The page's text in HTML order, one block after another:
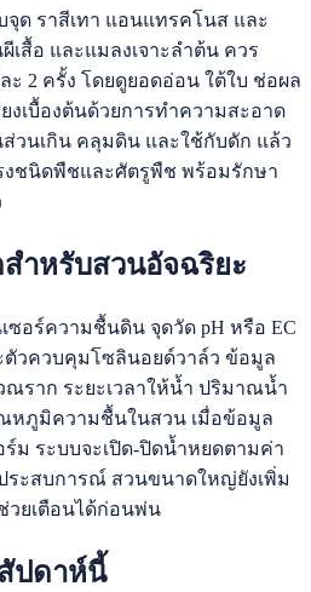
จุด ราสีเทา แอนแทรคโนส และ
สื้อ และแมลงเจาะลำต้น ควร
2 ครั้ง โดยดูยอดอ่อน ใต้ใบ ช่อผล
งเบื้องต้นด้วยการทำความสะอาด
วนเกิน คลุมดิน และใช้กับดัก แล้ว
งชนิดพืชและศัตรูพืช พร้อมรักษา
ำหรับสวนอัจฉริยะ
ซอร์ความชื้นดิน จุดวัด pH หรือ EC
ตัวควบคุมโซลินอยด์วาล์ว ข้อมูล
ราก ระยะเวลาให้น้ำ ปริมาณน้ำ
หภูมิความชื้นในสวน เมื่อข้อมูล
ม ระบบจะเปิด-ปิดน้ำหยดตามค่า
ระสบการณ์ สวนขนาดใหญ่ยังเพิ่ม
วยเตือนได้ก่อนพ่น
ปดาห์นี้